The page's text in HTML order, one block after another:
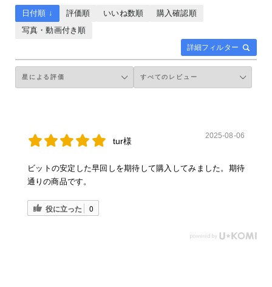
詳細フィルター
日付順 ↓ 評価順 いいね数順
購入確認順
写真・動画付き順
tur様
2025-08-06
ビットの安定した早回しを期待して購入してみました。期待
通りの商品です。
役に立った 0